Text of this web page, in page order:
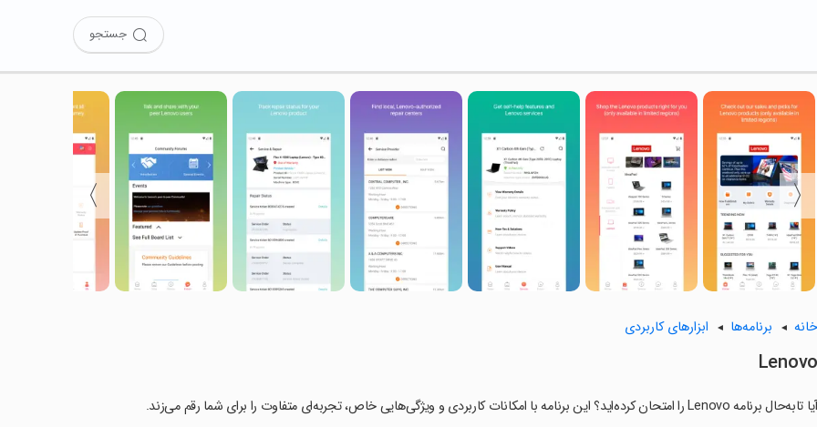
جستجو
〈
〉
خانه برنامه‌ها ابزارهای کاربردی
Lenovo
آیا تابه‌حال برنامه Lenovo را امتحان کرده‌اید؟ این برنامه با امکانات کاربردی و ویژگی‌هایی خاص، تجربه‌ای متفاوت را برای شما رقم می‌زند.